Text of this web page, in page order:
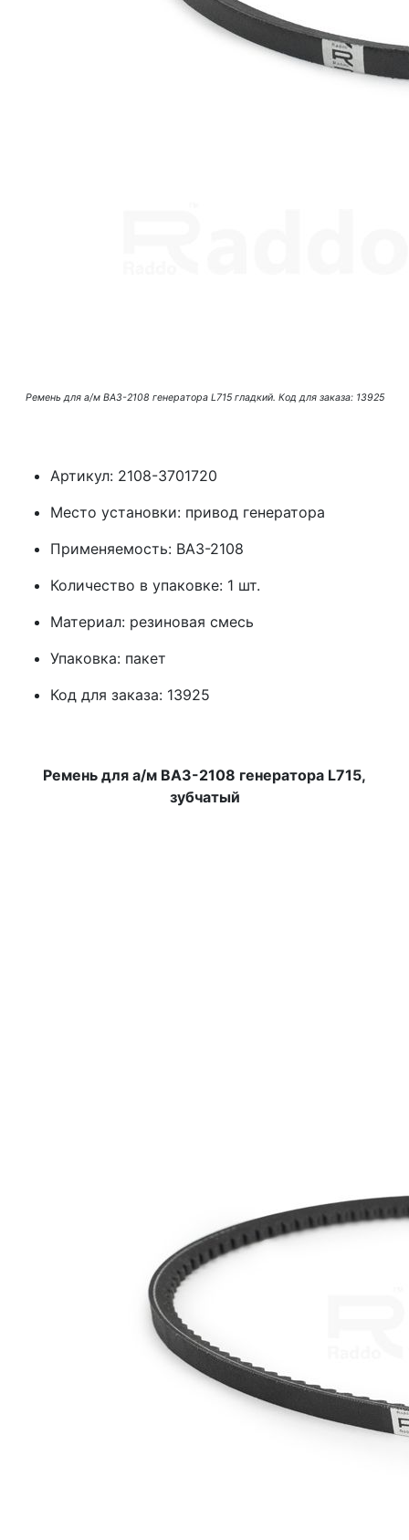
Ремень для а/м ВАЗ-2108 генератора L715 гладкий. Код для заказа: 13925
Артикул: 2108-3701720
Место установки: привод генератора
Применяемость: ВАЗ-2108
Количество в упаковке: 1 шт.
Материал: резиновая смесь
Упаковка: пакет
Код для заказа: 13925
Ремень для а/м ВАЗ-2108 генератора L715,
зубчатый